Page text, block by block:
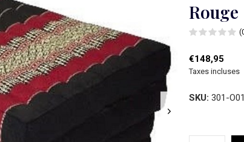
Rouge
€148,95
Taxes incluses
SKU: 301-O01